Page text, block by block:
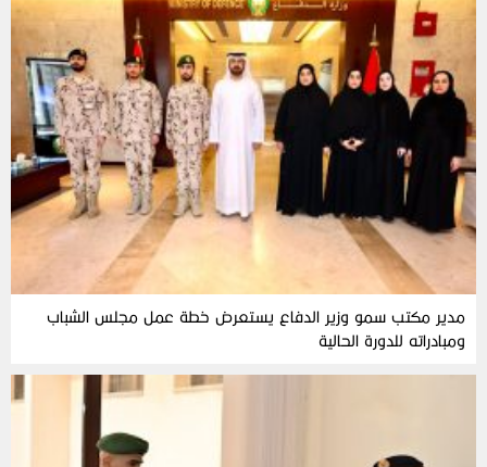
مدير مكتب سمو وزير الدفاع يستعرض خطة عمل مجلس الشباب
ومبادراته للدورة الحالية